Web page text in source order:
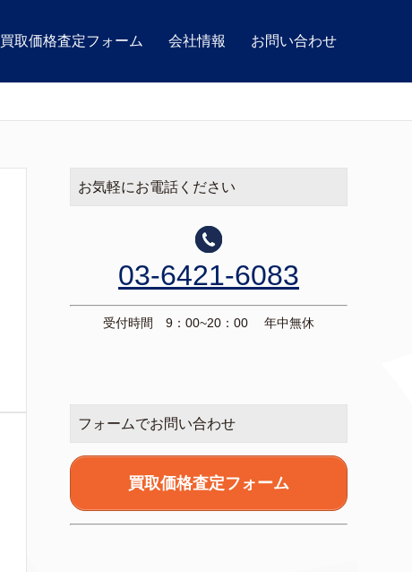
買取価格査定フォーム 会社情報 お問い合わせ
お気軽にお電話ください
03-6421-6083
受付時間 9：00~20：00 年中無休
フォームでお問い合わせ
買取価格査定フォーム